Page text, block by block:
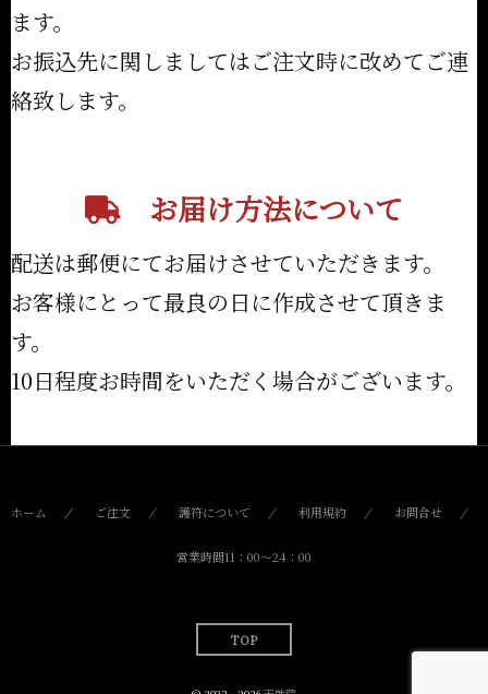
ます。
お振込先に関しましてはご注文時に改めてご連
絡致します。
お届け方法について
配送は郵便にてお届けさせていただきます。
お客様にとって最良の日に作成させて頂きま
す。
10日程度お時間をいただく場合がございます。
ホーム ご注文 護符について 利用規約 お問合せ
営業時間11：00〜24：00
TOP